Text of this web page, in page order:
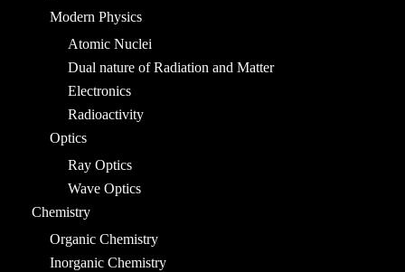
Modern Physics
Atomic Nuclei
Dual nature of Radiation and Matter
Electronics
Radioactivity
Optics
Ray Optics
Wave Optics
Chemistry
Organic Chemistry
Inorganic Chemistry